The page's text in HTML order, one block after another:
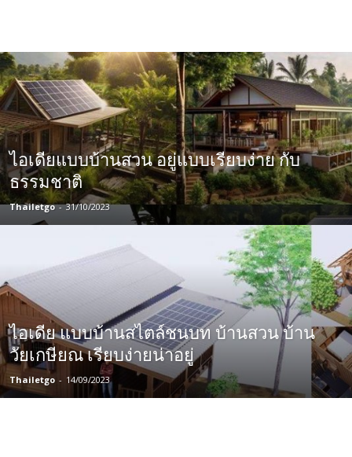
ไอเดียแบบบ้านสวน อยู่แบบเรียบง่าย กับ
ธรรมชาติ
Thailetgo - 31/10/2023
ไอเดีย แบบบ้านสไตล์ชนบท บ้านสวน บ้าน
วัยเกษียณ เรียบง่ายน่าอยู่
Thailetgo - 14/09/2023